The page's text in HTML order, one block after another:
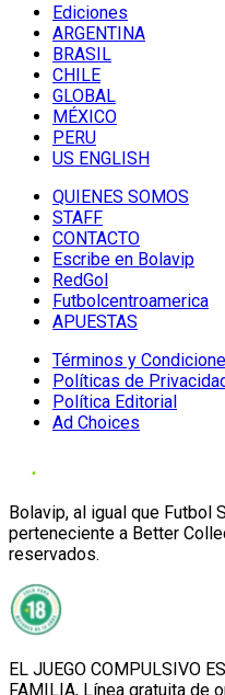
Ediciones
ARGENTINA
BRASIL
CHILE
GLOBAL
MÉXICO
PERU
US ENGLISH
QUIENES SOMOS
STAFF
CONTACTO
Escribe en Bolavip
RedGol
Futbolcentroamerica
APUESTAS
Términos y
Políticas de
Política Editorial
Ad Choices
Bolavip, al igual que Futbol
perteneciente a Better
reservados.
EL JUEGO COMPULSIVO
FAMILIA, Línea gratuita de